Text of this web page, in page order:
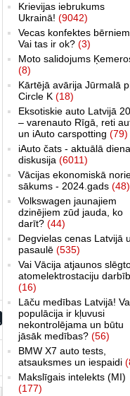
Krievijas iebrukums
Ukrainā! (9042)
Vecas konfektes
Vai tas ir ok? (3)
Moto salidojums
(8)
Kārtējā avārija Jūrmalā
Circle K (18)
Eksotiskie auto Latvijā
– varenauto Rīgā, reti
un iAuto carspotting (79)
iAuto čats - aktuālā
diskusija (6011)
Vācijas ekonomiskā
sākums - 2024.gads (48)
Volkswagen jaunajiem
dzinējiem zūd jauda, ko
darīt? (44)
Degvielas cenas Latvijā
pasaulē (535)
Vai Vācija atjaunos
atomelektrostaciju
(16)
Lāču medības Latvijā!
populācija ir kļuvusi
nekontrolējama un būtu
jāsāk medības? (56)
BMW X7 auto tests,
atsauksmes un iespaidi
Makslīgais intelekts (MI)
(177)